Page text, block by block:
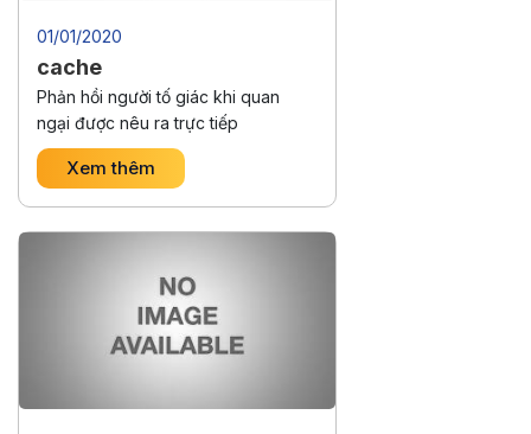
01/01/2020
cache
Phản hồi người tố giác khi quan
ngại được nêu ra trực tiếp
Xem thêm